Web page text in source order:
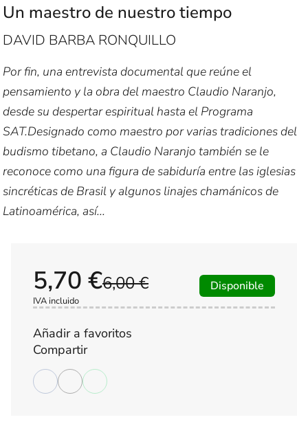
Un maestro de nuestro tiempo
DAVID BARBA RONQUILLO
Por fin, una entrevista documental que reúne el
pensamiento y la obra del maestro Claudio Naranjo,
desde su despertar espiritual hasta el Programa
SAT.Designado como maestro por varias tradiciones del
budismo tibetano, a Claudio Naranjo también se le
reconoce como una figura de sabiduría entre las iglesias
sincréticas de Brasil y algunos linajes chamánicos de
Latinoamérica, así...
6,00 €
5,70 €
IVA incluido
Disponible
Añadir a favoritos
Compartir